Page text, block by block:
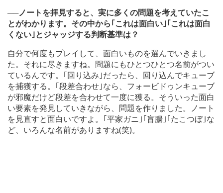
──ノートを拝見すると、実に多くの問題を考えていたこ
とがわかります。その中から｢これは面白い｣｢これは面白
くない｣とジャッジする判断基準は？
自分で何度もプレイして、面白いものを選んでいきまし
た。それに尽きますね。問題にもひとつひとつ名前がつい
ているんです。｢回り込み｣だったら、回り込んでキューブ
を捕獲する。｢段差合わせ｣なら、フォービドゥンキューブ
が邪魔だけど段差を合わせて一度に獲る。そういった面白
い要素を発見していきながら、問題を作りました。ノート
を見直すと面白いですよ。｢平家ガニ｣｢盲腸｣｢たこつぼ｣な
ど、いろんな名前がありますね(笑)。